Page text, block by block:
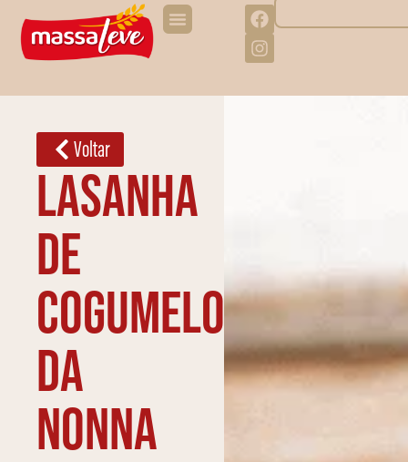
Voltar
Lasanha
de
cogumelos
da
Nonna